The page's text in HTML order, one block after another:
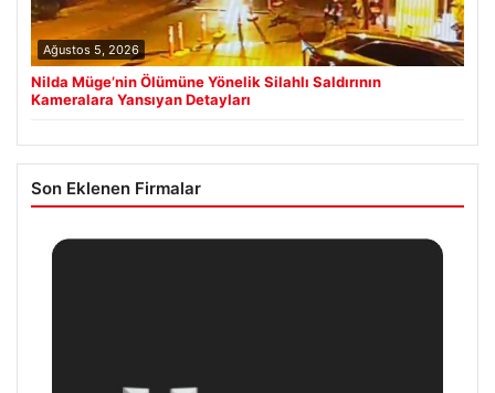
Ağustos 5, 2026
Nilda Müge’nin Ölümüne Yönelik Silahlı Saldırının
Kameralara Yansıyan Detayları
Son Eklenen Firmalar